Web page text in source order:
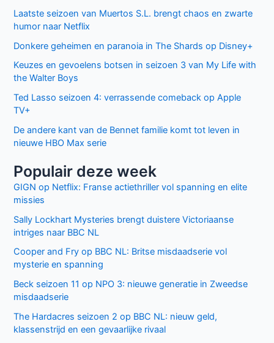
Laatste seizoen van Muertos S.L. brengt chaos en zwarte
humor naar Netflix
Donkere geheimen en paranoia in The Shards op Disney+
Keuzes en gevoelens botsen in seizoen 3 van My Life with
the Walter Boys
Ted Lasso seizoen 4: verrassende comeback op Apple
TV+
De andere kant van de Bennet familie komt tot leven in
nieuwe HBO Max serie
Populair deze week
GIGN op Netflix: Franse actiethriller vol spanning en elite
missies
Sally Lockhart Mysteries brengt duistere Victoriaanse
intriges naar BBC NL
Cooper and Fry op BBC NL: Britse misdaadserie vol
mysterie en spanning
Beck seizoen 11 op NPO 3: nieuwe generatie in Zweedse
misdaadserie
The Hardacres seizoen 2 op BBC NL: nieuw geld,
klassenstrijd en een gevaarlijke rivaal